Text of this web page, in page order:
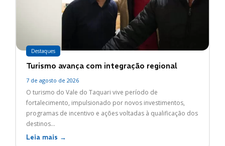
Destaques
Turismo avança com integração regional
7 de agosto de 2026
O turismo do Vale do Taquari vive período de
fortalecimento, impulsionado por novos investimentos,
programas de incentivo e ações voltadas à qualificação dos
destinos...
Leia mais →